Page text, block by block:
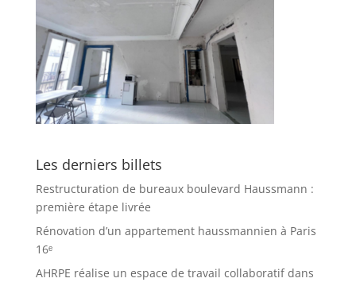
Les derniers billets
Restructuration de bureaux boulevard Haussmann :
première étape livrée
Rénovation d’un appartement haussmannien à Paris
16ᵉ
AHRPE réalise un espace de travail collaboratif dans